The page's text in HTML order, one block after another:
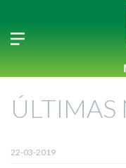
ÚLTIMAS
22-03-2019